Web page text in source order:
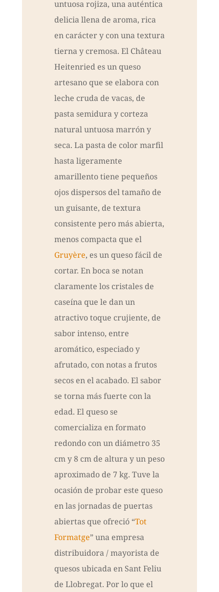
untuosa rojiza, una auténtica
delicia llena de aroma, rica
en carácter y con una textura
tierna y cremosa. El Château
Heitenried es un queso
artesano que se elabora con
leche cruda de vacas, de
pasta semidura y corteza
natural untuosa marrón y
seca. La pasta de color marfil
hasta ligeramente
amarillento tiene pequeños
ojos dispersos del tamaño de
un guisante, de textura
consistente pero más abierta,
menos compacta que el
Gruyère, es un queso fácil de
cortar. En boca se notan
claramente los cristales de
caseína que le dan un
atractivo toque crujiente, de
sabor intenso, entre
aromático, especiado y
afrutado, con notas a frutos
secos en el acabado. El sabor
se torna más fuerte con la
edad. El queso se
comercializa en formato
redondo con un diámetro 35
cm y 8 cm de altura y un peso
aproximado de 7 kg. Tuve la
ocasión de probar este queso
en las jornadas de puertas
abiertas que ofreció “Tot
Formatge” una empresa
distribuidora / mayorista de
quesos ubicada en Sant Feliu
de Llobregat. Por lo que el